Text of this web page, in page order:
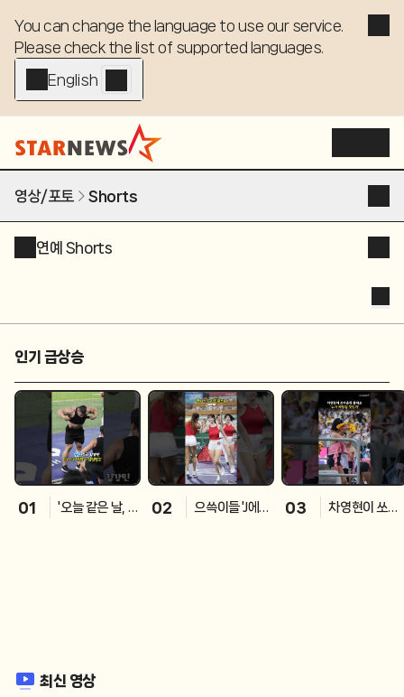
You can change the language to use our service.
Please check the list of supported languages.
English - EN
영상/포토 Shorts
연예 Shorts
인기 급상승
01
'오늘 같은 날, 안
02
으쓱이들 'J에
03
차영현이 쏘아
최신 영상